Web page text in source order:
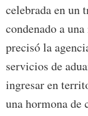
celebrada en un
condenado a
precisó la
servicios de
ingresar en
una hormona